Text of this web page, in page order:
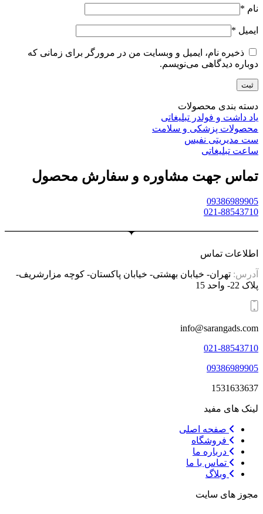
نام *
ایمیل *
ذخیره نام، ایمیل و وبسایت من در مرورگر برای زمانی که
دوباره دیدگاهی می‌نویسم.
دسته بندی محصولات
یاد داشت و فولدر تبلیغاتی
محصولات پزشکی و سلامت
ست مدیریتی نفیس
ساعت تبلیغاتی
تماس جهت مشاوره و سفارش محصول
09386989905
021-88543710
اطلاعات تماس
آدرس: تهران- خیابان بهشتی- خیابان پاکستان- کوچه مزارشریف-
پلاک 22- واحد 15
info@sarangads.com
021-88543710
09386989905
1531633637
لینک های مفید
صفحه اصلی
فروشگاه
درباره ما
تماس با ما
وبلاگ
مجوز های سایت